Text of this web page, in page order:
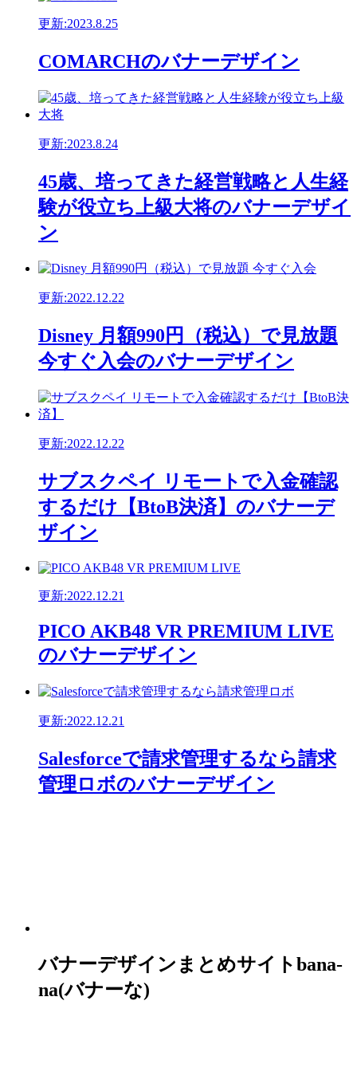
更新:2023.8.25
COMARCHのバナーデザイン
更新:2023.8.24
45歳、培ってきた経営戦略と人生経
験が役立ち上級大将のバナーデザイ
ン
更新:2022.12.22
Disney 月額990円（税込）で見放題
今すぐ入会のバナーデザイン
更新:2022.12.22
サブスクペイ リモートで入金確認
するだけ【BtoB決済】のバナーデ
ザイン
更新:2022.12.21
PICO AKB48 VR PREMIUM LIVE
のバナーデザイン
更新:2022.12.21
Salesforceで請求管理するなら請求
管理ロボのバナーデザイン
バナーデザインまとめサイトbana-
na(バナーな)